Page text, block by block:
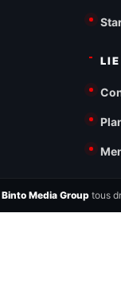
Binto Media Grouptous